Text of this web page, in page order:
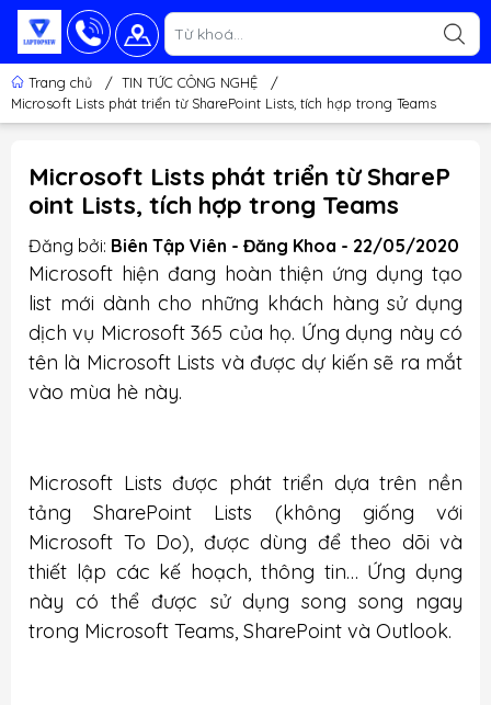
Trang chủ / TIN TỨC CÔNG NGHỆ
/
Microsoft Lists phát triển từ SharePoint Lists, tích hợp trong Teams
Microsoft Lists phát triển từ ShareP
oint Lists, tích hợp trong Teams
Đăng bởi: Biên Tập Viên - Đăng Khoa - 22/05/2020
Microsoft hiện đang hoàn thiện ứng dụng tạo
list mới dành cho những khách hàng sử dụng
dịch vụ Microsoft 365 của họ. Ứng dụng này có
tên là Microsoft Lists và được dự kiến sẽ ra mắt
vào mùa hè này.
Microsoft Lists được phát triển dựa trên nền
tảng SharePoint Lists (không giống với
Microsoft To Do), được dùng để theo dõi và
thiết lập các kế hoạch, thông tin… Ứng dụng
này có thể được sử dụng song song ngay
trong Microsoft Teams, SharePoint và Outlook.